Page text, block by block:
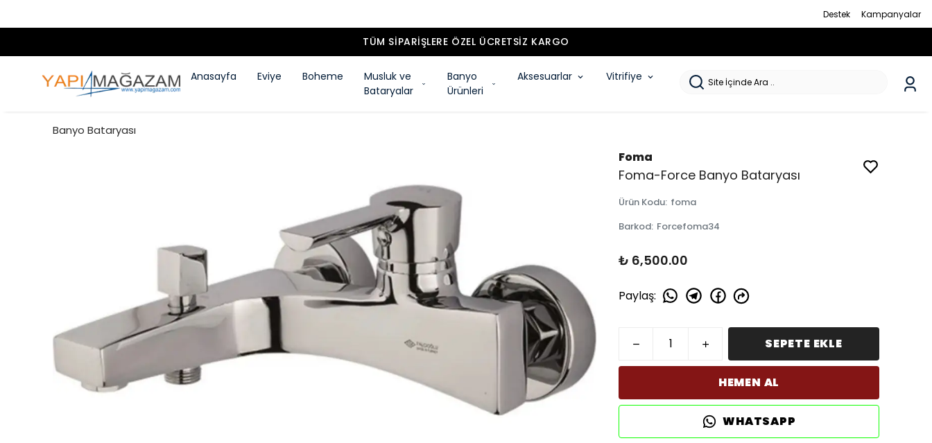
Destek Kampanyalar
TÜM SIPARIŞLERE ÖZEL ÜCRETSIZ KARGO
Anasayfa Eviye Boheme
Musluk ve
Bataryalar
Banyo
Ürünleri
Aksesuarlar Vitrifiye
Banyo Bataryası
Foma
Foma-Force Banyo Bataryası
Ürün Kodu: foma
Barkod: Forcefoma34
₺ 6,500.00
Paylaş:
SEPETE EKLE
HEMEN AL
WHATSAPP